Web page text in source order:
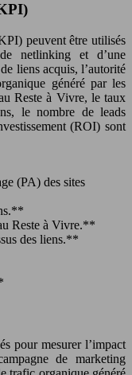
peuvent être utilisés
netlinking et d’une
liens acquis, l’autorité
généré par les
Reste à Vivre, le taux
le nombre de leads
(ROI) sont
(PA) des sites
Reste à Vivre.**
des liens.**
pour mesurer l’impact
de marketing